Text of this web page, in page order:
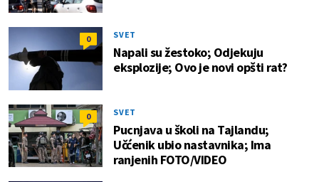
0 SVET
Napali su žestoko; Odjekuju
eksplozije; Ovo je novi opšti rat?
0 SVET
Pucnjava u školi na Tajlandu;
Učćenik ubio nastavnika; Ima
ranjenih FOTO/VIDEO